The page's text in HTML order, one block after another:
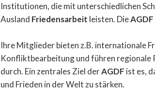
Institutionen, die mit unterschiedlichen
Ausland Friedensarbeit leisten. DieAGDF
Ihre Mitglieder bieten z.B. internationale
Konfliktbearbeitung und führen
durch. Ein zentrales Ziel derAGDF ist es,
und Frieden in der Welt zu stärken.